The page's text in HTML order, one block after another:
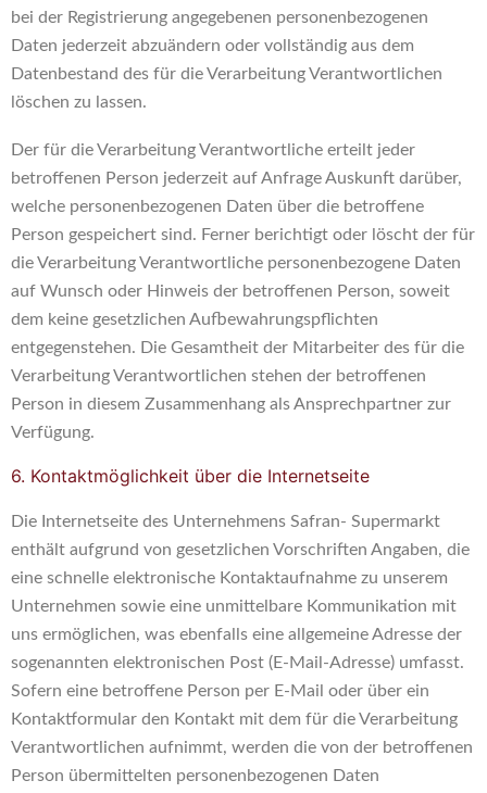
bei der Registrierung angegebenen personenbezogenen
Daten jederzeit abzuändern oder vollständig aus dem
Datenbestand des für die Verarbeitung Verantwortlichen
löschen zu lassen.
Der für die Verarbeitung Verantwortliche erteilt jeder
betroffenen Person jederzeit auf Anfrage Auskunft darüber,
welche personenbezogenen Daten über die betroffene
Person gespeichert sind. Ferner berichtigt oder löscht der für
die Verarbeitung Verantwortliche personenbezogene Daten
auf Wunsch oder Hinweis der betroffenen Person, soweit
dem keine gesetzlichen Aufbewahrungspflichten
entgegenstehen. Die Gesamtheit der Mitarbeiter des für die
Verarbeitung Verantwortlichen stehen der betroffenen
Person in diesem Zusammenhang als Ansprechpartner zur
Verfügung.
6. Kontaktmöglichkeit über die Internetseite
Die Internetseite des Unternehmens Safran- Supermarkt
enthält aufgrund von gesetzlichen Vorschriften Angaben, die
eine schnelle elektronische Kontaktaufnahme zu unserem
Unternehmen sowie eine unmittelbare Kommunikation mit
uns ermöglichen, was ebenfalls eine allgemeine Adresse der
sogenannten elektronischen Post (E-Mail-Adresse) umfasst.
Sofern eine betroffene Person per E-Mail oder über ein
Kontaktformular den Kontakt mit dem für die Verarbeitung
Verantwortlichen aufnimmt, werden die von der betroffenen
Person übermittelten personenbezogenen Daten